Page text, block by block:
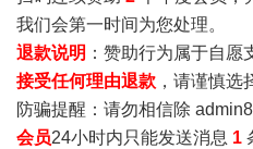
我们会第一时间为您处理。
退款说明 ：赞助行为属于自愿
接受任何理由退款 ，请谨慎选
防骗提醒：请勿相信除
会员24小时内只能发送消息 1